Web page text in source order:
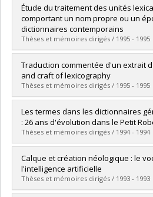
Diplômé(e) :Benmoumen, Elhadj
Cycle :Doctorat
Diplôme obtenu :Ph. D.
Lien vers le document dans Papyrus
Étude du traitement des unités
comportant un nom propre ou un
dictionnaires contemporains
Thèses et mémoires dirigés / 1995 - 1995
Diplômé(e) :Froment, Guylaine
Cycle :Maîtrise
Diplôme obtenu :M.A.
Lien vers le document dans Papyrus
Traduction commentée d'un extrait
and craft of lexicography
Thèses et mémoires dirigés / 1995 - 1995
Diplômé(e) :Zananiri, Joëlle
Cycle :Maîtrise
Diplôme obtenu :M.A.
Lien vers le document dans Papyrus
Les termes dans les dictionnaires
: 26 ans d'évolution dans le Petit
Thèses et mémoires dirigés / 1994 - 1994
Diplômé(e) :Walton, Caroline
Cycle :Maîtrise
Diplôme obtenu :M.A.
Lien vers le document dans Papyrus
Calque et création néologique : le
l'intelligence artificielle
Thèses et mémoires dirigés / 1993 - 1993